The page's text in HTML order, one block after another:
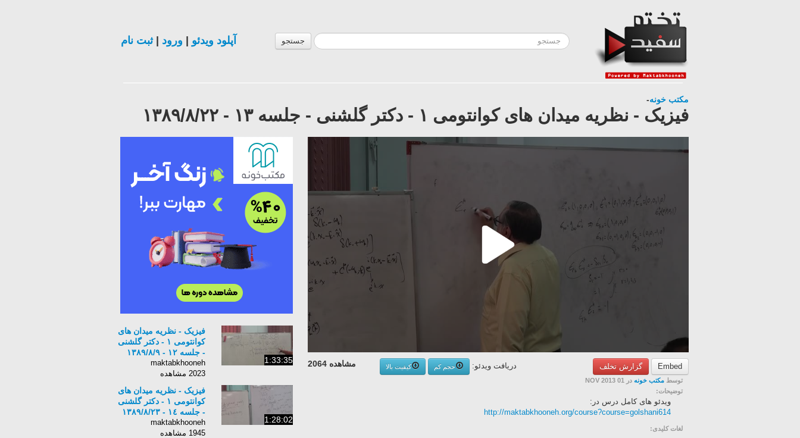
جستجو آپلود ویدئو ورود |ثبت نام
مکتب خونه-
فیزیک - نظریه میدان های كوانتومی ١ - دکتر گلشنی - جلسه ١٣ - ١٣٨٩/٨/٢٢
Embed گزارش تخلف مشاهده 2064 دریافت ویدئو: حجم کم
کیفیت بالا
توسط مکتب خونه در 01 NOV 2013
توضیحات:
ویدئو های کامل درس در:
http://maktabkhooneh.org/course?course=golshani614
لغات کلیدی:
1:33:35
فیزیک - نظریه میدان های
كوانتومی ١ - دکتر گلشنی
- جلسه ١٢ - ١٣٨٩/٨/٩
maktabkhooneh
2023 مشاهده
1:28:02
فیزیک - نظریه میدان های
كوانتومی ١ - دکتر گلشنی
- جلسه ١٤ - ١٣٨٩/٨/٢٣
maktabkhooneh
1945 مشاهده